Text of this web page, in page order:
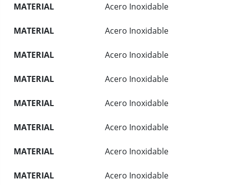
MATERIAL Acero Inoxidable
MATERIAL Acero Inoxidable
MATERIAL Acero Inoxidable
MATERIAL Acero Inoxidable
MATERIAL Acero Inoxidable
MATERIAL Acero Inoxidable
MATERIAL Acero Inoxidable
MATERIAL Acero Inoxidable